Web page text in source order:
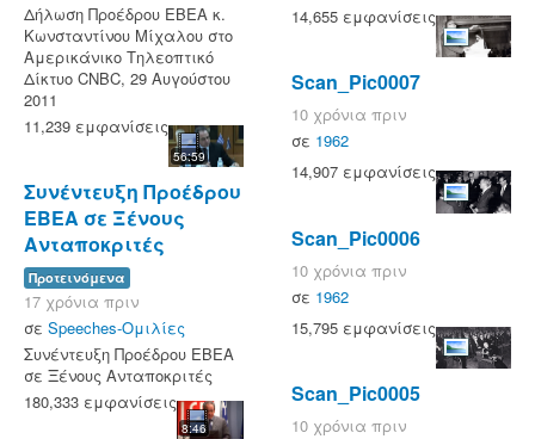
Δήλωση Προέδρου ΕΒΕΑ κ.
Κωνσταντίνου Μίχαλου στο
Αμερικάνικο Τηλεοπτικό
Δίκτυο CNBC, 29 Αυγούστου
2011
11,239 εμφανίσεις
56:59
Συνέντευξη Προέδρου
ΕΒΕΑ σε Ξένους
Ανταποκριτές
Προτεινόμενα
17 χρόνια πριν
σε Speeches-Ομιλίες
Συνέντευξη Προέδρου ΕΒΕΑ
σε Ξένους Ανταποκριτές
180,333 εμφανίσεις
8:46
14,655 εμφανίσεις
Scan_Pic0007
10 χρόνια πριν
σε 1962
14,907 εμφανίσεις
Scan_Pic0006
10 χρόνια πριν
σε 1962
15,795 εμφανίσεις
Scan_Pic0005
10 χρόνια πριν